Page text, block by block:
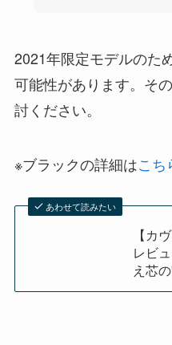
2021年限定モデルのた
可能性があります。そ
討ください。
※ブラックの詳細はこち
あわせて読みたい
【カ
レビ
え芯